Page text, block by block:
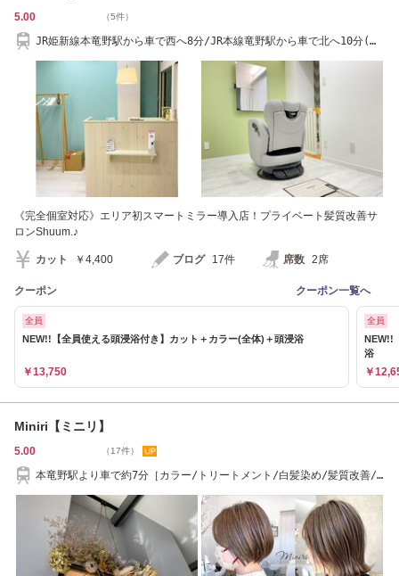
5.00 （5件）
JR姫新線本竜野駅から車で西へ8分/JR本線竜野駅から車で北へ10分(ヤ
《完全個室対応》エリア初スマートミラー導入店！プライベート髪質改善サ
ロンShuum.♪
カット ￥4,400 ブログ 17件 席数 2席
クーポン クーポン一覧へ
全員
NEW!!【全員使える頭浸浴付き】カット＋カラー(全体)＋頭浸浴
￥13,750
全員
NEW!!
浴
￥
Miniri【ミニリ】
5.00 （17件）
本竜野駅より車で約7分［カラー/トリートメント/白髪染め/髪質改善/